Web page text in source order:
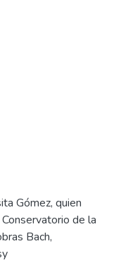
Gómez, quien
de la
Bach,